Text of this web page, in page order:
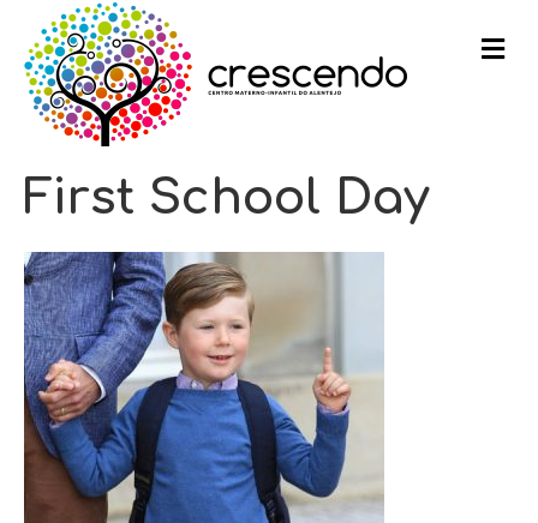
m
e
First School Day